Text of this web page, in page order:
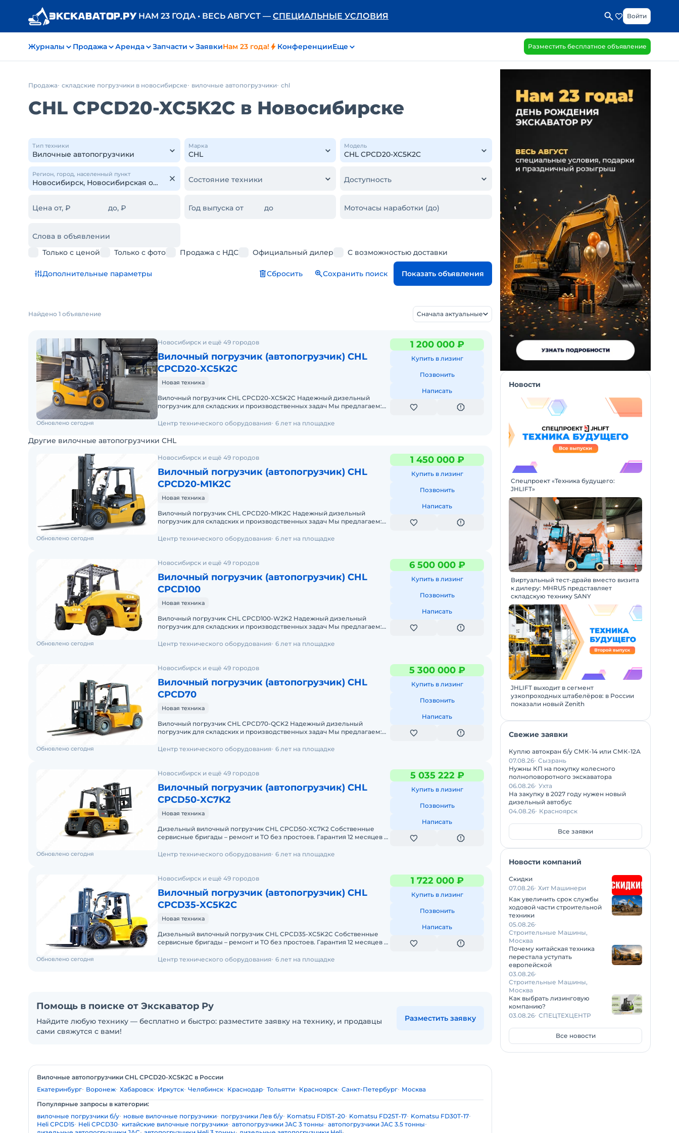
НАМ 23 ГОДА • ВЕСЬ АВГУСТ — СПЕЦИАЛЬНЫЕ УСЛОВИЯ Войти
Журналы Продажа Аренда Запчасти ЗаявкиНам 23 года! КонференцииЕще Разместить бесплатное объявление
Продажа складские погрузчики в новосибирске вилочные автопогрузчики chl
CHL CPCD20-XC5K2C в Новосибирске
Тип техники Марка Модель
Регион, город, населенный пункт
Состояние техники Доступность
Цена от, ₽ до, ₽ Год выпуска от до Моточасы наработки (до)
Слова в объявлении
Только с ценой
Только с фото Продажа с НДС Официальный дилер С возможностью доставки
Дополнительные параметры Сбросить Сохранить поиск Показать объявления
Найдено 1 объявление Сначала актуальные
Новосибирск и ещё 49 городов
Вилочный погрузчик (автопогрузчик) CHL
CPCD20-XC5K2C
Новая техника
Вилочный погрузчик CHL CPCD20-XC5K2C Надежный дизельный
погрузчик для складских и производственных задач Мы предлагаем:
1 200 000 ₽
Купить в лизинг
Позвонить
Написать
Обновлено сегодня Центр технического оборудования 6 лет на площадке
Другие вилочные автопогрузчики CHL
Новосибирск и ещё 49 городов
Вилочный погрузчик (автопогрузчик) CHL
CPCD20-M1K2C
Новая техника
Вилочный погрузчик CHL CPCD20-M1K2C Надежный дизельный
погрузчик для складских и производственных задач Мы предлагаем:
1 450 000 ₽
Купить в лизинг
Позвонить
Написать
Обновлено сегодня Центр технического оборудования 6 лет на площадке
Новосибирск и ещё 49 городов
Вилочный погрузчик (автопогрузчик) CHL
CPCD100
Новая техника
Вилочный погрузчик CHL CPCD100-W2K2 Надежный дизельный
погрузчик для складских и производственных задач Мы предлагаем:
6 500 000 ₽
Купить в лизинг
Позвонить
Написать
Обновлено сегодня Центр технического оборудования 6 лет на площадке
Новосибирск и ещё 49 городов
Вилочный погрузчик (автопогрузчик) CHL
CPCD70
Новая техника
Вилочный погрузчик CHL CPCD70-QCK2 Надежный дизельный
погрузчик для складских и производственных задач Мы предлагаем:
5 300 000 ₽
Купить в лизинг
Позвонить
Написать
Обновлено сегодня Центр технического оборудования 6 лет на площадке
Новосибирск и ещё 49 городов
Вилочный погрузчик (автопогрузчик) CHL
CPCD50-XC7K2
Новая техника
Дизельный вилочный погрузчик CHL CPCD50-XC7K2 Собственные
сервисные бригады – ремонт и ТО без простоев. Гарантия 12 месяцев +
5 035 222 ₽
Купить в лизинг
Позвонить
Написать
Обновлено сегодня Центр технического оборудования 6 лет на площадке
Новосибирск и ещё 49 городов
Вилочный погрузчик (автопогрузчик) CHL
CPCD35-XC5K2C
Новая техника
Дизельный вилочный погрузчик CHL CPCD35-XC5K2C Собственные
сервисные бригады – ремонт и ТО без простоев. Гарантия 12 месяцев +
1 722 000 ₽
Купить в лизинг
Позвонить
Написать
Обновлено сегодня Центр технического оборудования 6 лет на площадке
Помощь в поиске от Экскаватор Ру
Найдите любую технику — бесплатно и быстро: разместите заявку на технику, и продавцы
сами свяжутся с вами!
Разместить заявку
Вилочные автопогрузчики CHL CPCD20-XC5K2C в России
Екатеринбург Воронеж Хабаровск Иркутск Челябинск Краснодар Тольятти Красноярск Санкт-Петербург Москва
Популярные запросы в категории:
вилочные погрузчики б/у новые вилочные погрузчики погрузчики Лев б/у Komatsu FD15T-20 Komatsu FD25T-17 Komatsu FD30T-17
Heli CPCD15 Heli CPCD30 китайские вилочные погрузчики автопогрузчики JAC 3 тонны автопогрузчики JAC 3.5 тонны
Новости
Спецпроект «Техника будущего:
JHLIFT»
Виртуальный тест-драйв вместо визита
к дилеру: MHRUS представляет
складскую технику SANY
JHLIFT выходит в сегмент
узкопроходных штабелёров: в России
показали новый Zenith
Свежие заявки
Куплю автокран б/у СМК-14 или СМК-12А
07.08.26 Сызрань
Нужны КП на покупку колесного
полноповоротного экскаватора
06.08.26 Ухта
На закупку в 2027 году нужен новый
дизельный автобус
04.08.26 Красноярск
Все заявки
Новости компаний
Скидки
07.08.26 Хит Машинери
Как увеличить срок службы
ходовой части строительной
техники
05.08.26
Строительные Машины,
Москва
Почему китайская техника
перестала уступать
европейской
03.08.26
Строительные Машины,
Москва
Как выбрать лизинговую
компанию?
03.08.26 СПЕЦТЕХЦЕНТР
Все новости